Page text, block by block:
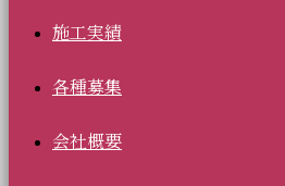
施工実績
各種募集
会社概要